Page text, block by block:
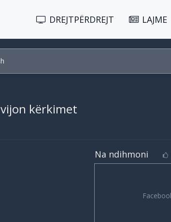
DREJTPËRDREJT LAJME
kërkimet
Na ndihmoni